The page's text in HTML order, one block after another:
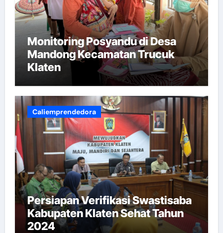
Monitoring Posyandu di Desa
Mandong Kecamatan Trucuk
Klaten
Caliemprendedora
Persiapan Verifikasi Swastisaba
Kabupaten Klaten Sehat Tahun
2024